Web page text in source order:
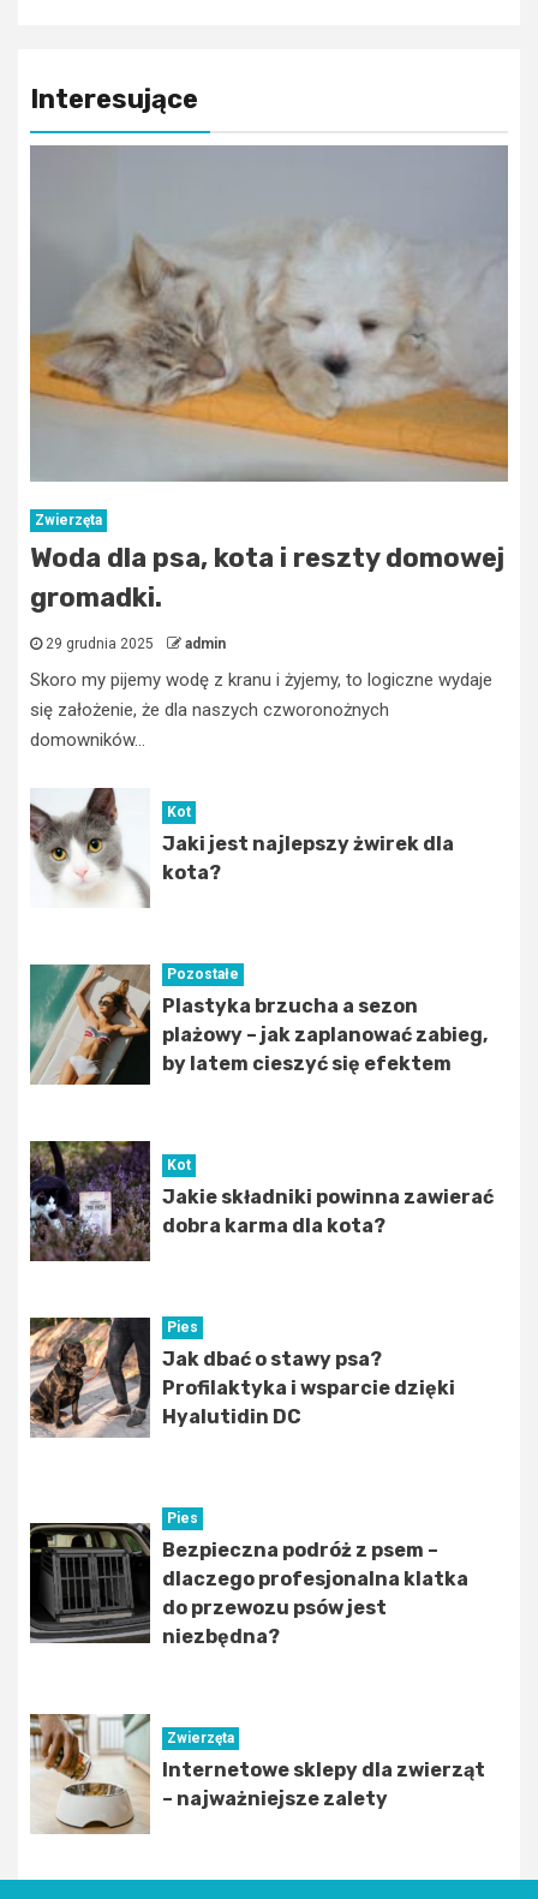
Interesujące
Zwierzęta
Woda dla psa, kota i reszty domowej
gromadki.
29 grudnia 2025 admin
Skoro my pijemy wodę z kranu i żyjemy, to logiczne wydaje
się założenie, że dla naszych czworonożnych
domowników...
Kot
Jaki jest najlepszy żwirek dla
kota?
Pozostałe
Plastyka brzucha a sezon
plażowy – jak zaplanować zabieg,
by latem cieszyć się efektem
Kot
Jakie składniki powinna zawierać
dobra karma dla kota?
Pies
Jak dbać o stawy psa?
Profilaktyka i wsparcie dzięki
Hyalutidin DC
Pies
Bezpieczna podróż z psem –
dlaczego profesjonalna klatka
do przewozu psów jest
niezbędna?
Zwierzęta
Internetowe sklepy dla zwierząt
– najważniejsze zalety